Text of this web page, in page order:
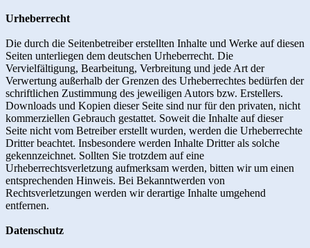
Urheberrecht
Die durch die Seitenbetreiber erstellten Inhalte und Werke auf diesen
Seiten unterliegen dem deutschen Urheberrecht. Die
Vervielfältigung, Bearbeitung, Verbreitung und jede Art der
Verwertung außerhalb der Grenzen des Urheberrechtes bedürfen der
schriftlichen Zustimmung des jeweiligen Autors bzw. Erstellers.
Downloads und Kopien dieser Seite sind nur für den privaten, nicht
kommerziellen Gebrauch gestattet. Soweit die Inhalte auf dieser
Seite nicht vom Betreiber erstellt wurden, werden die Urheberrechte
Dritter beachtet. Insbesondere werden Inhalte Dritter als solche
gekennzeichnet. Sollten Sie trotzdem auf eine
Urheberrechtsverletzung aufmerksam werden, bitten wir um einen
entsprechenden Hinweis. Bei Bekanntwerden von
Rechtsverletzungen werden wir derartige Inhalte umgehend
entfernen.
Datenschutz